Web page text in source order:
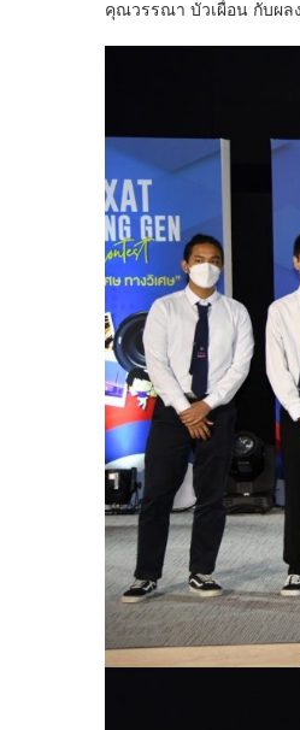
คุณวรรณา บัวเผื่อน กับผล